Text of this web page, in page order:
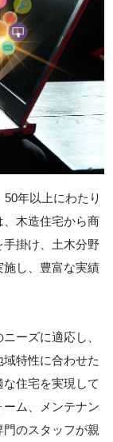
年以上にわたり
木造住宅から商
掛け、土木分野
し、豊富な実績
ーズに適応し、
特性に合わせた
住宅を実現して
ム、メンテナン
のスタッフが親